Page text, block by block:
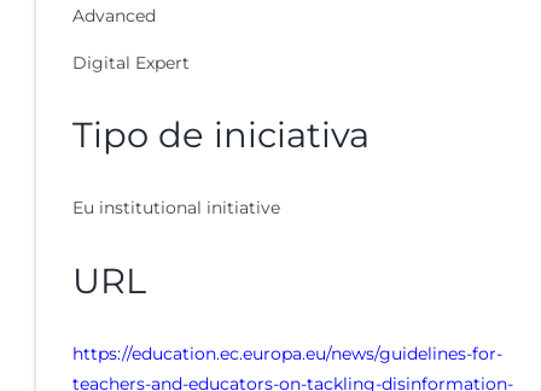
Advanced
Digital Expert
Tipo de iniciativa
Eu institutional initiative
URL
https://education.ec.europa.eu/news/guidelines-for-
teachers-and-educators-on-tackling-disinformation-